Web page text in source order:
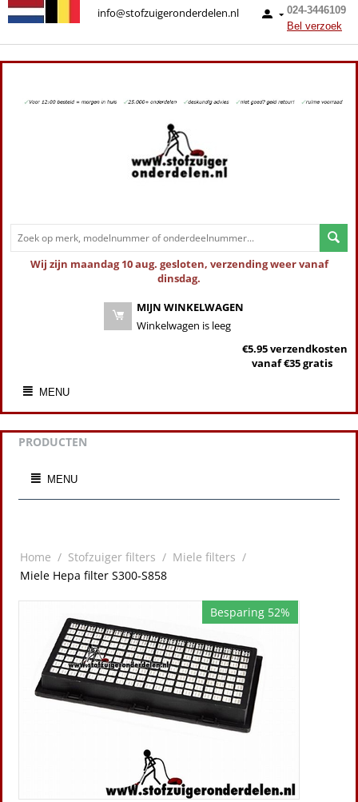
024-3446109
Bel verzoek
info@stofzuigeronderdelen.nl
Wij zijn maandag 10 aug. gesloten, verzending weer vanaf
dinsdag.
MIJN WINKELWAGEN
Winkelwagen is leeg
€5.95 verzendkosten
vanaf €35 gratis
MENU
PRODUCTEN
MENU
Home / Stofzuiger filters / Miele filters /
Miele Hepa filter S300-S858
Besparing 52%